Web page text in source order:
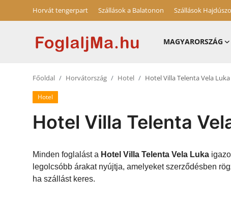
Horvát tengerpart Szállások a Balatonon Szállások
MAGYARORSZÁG
Horvátország
Szállások Hajdúszoboszlón
Főoldal Horvátország Hotel Hotel Villa Telenta Vela Luka
Hotel
Hotel Villa Telenta
Minden foglalást a Hotel Villa Telenta Vela Luka
legolcsóbb árakat nyújtja, amelyeket szerződésben
ha szállást keres.